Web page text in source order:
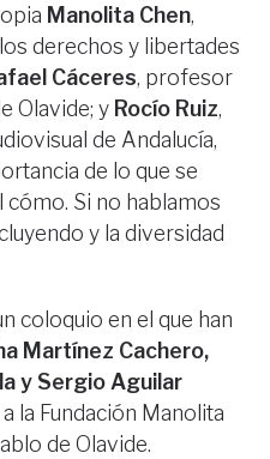
Manolita Chen,
derechos y libertades
Cáceres, profesor
Olavide; y Rocío Ruiz,
de Andalucía,
de lo que se
cómo. Si no hablamos
y la diversidad
coloquio en el que han
Martínez Cachero,
y Sergio Aguilar
la Fundación Manolita
de Olavide.